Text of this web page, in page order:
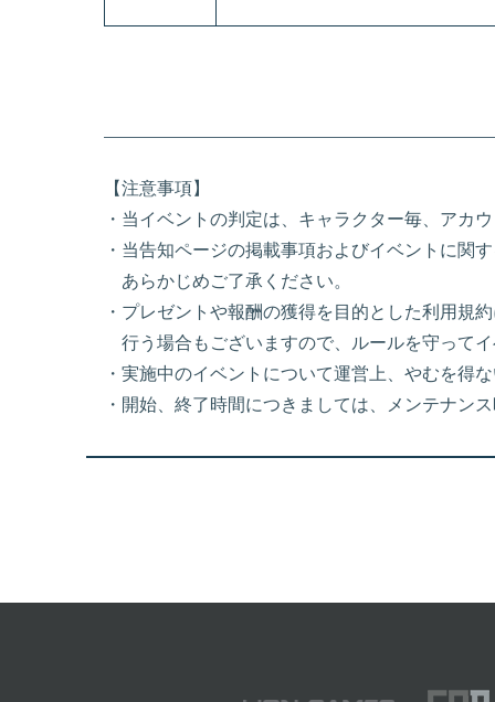
【注意事項】
・当イベントの判定は、キャラクター毎、アカ
・当告知ページの掲載事項およびイベントに関
あらかじめご了承ください。
・プレゼントや報酬の獲得を目的とした利用規
行う場合もございますので、ルールを守って
・実施中のイベントについて運営上、やむを得
・開始、終了時間につきましては、メンテナン